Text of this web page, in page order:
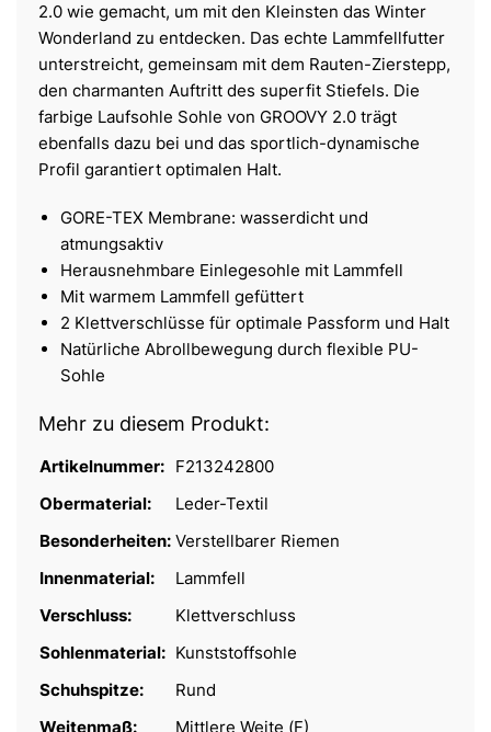
2.0 wie gemacht, um mit den Kleinsten das Winter
Wonderland zu entdecken. Das echte Lammfellfutter
unterstreicht, gemeinsam mit dem Rauten-Zierstepp,
den charmanten Auftritt des superfit Stiefels. Die
farbige Laufsohle Sohle von GROOVY 2.0 trägt
ebenfalls dazu bei und das sportlich-dynamische
Profil garantiert optimalen Halt.
GORE-TEX Membrane: wasserdicht und
atmungsaktiv
Herausnehmbare Einlegesohle mit Lammfell
Mit warmem Lammfell gefüttert
2 Klettverschlüsse für optimale Passform und Halt
Natürliche Abrollbewegung durch flexible PU-
Sohle
Mehr zu diesem Produkt:
Artikelnummer: F213242800
Obermaterial:
Leder-Textil
Besonderheiten: Verstellbarer Riemen
Innenmaterial:
Lammfell
Verschluss:
Klettverschluss
Sohlenmaterial: Kunststoffsohle
Schuhspitze:
Rund
Weitenmaß:
Mittlere Weite (F)